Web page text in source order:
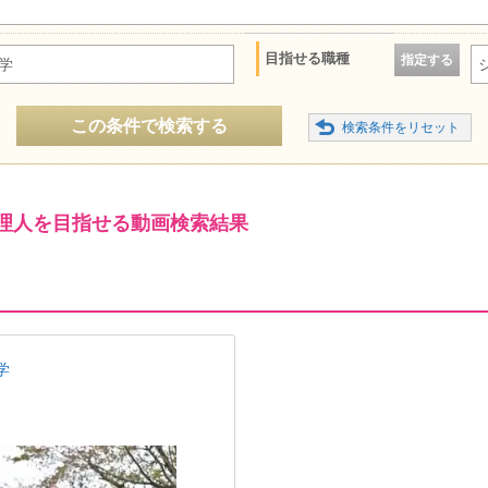
目指せる職種 指定する
この条件で検索する
人を目指せる動画検索結果